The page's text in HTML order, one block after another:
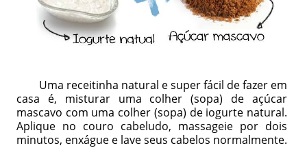
Uma receitinha natural e super fácil de fazer em
casa é, misturar uma colher (sopa) de açúcar
mascavo com uma colher (sopa) de iogurte natural.
Aplique no couro cabeludo, massageie por dois
minutos, enxágue e lave seus cabelos normalmente.